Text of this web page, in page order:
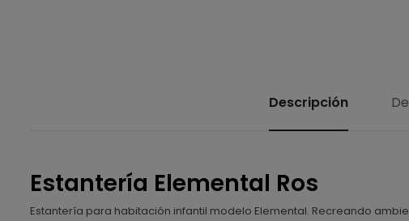
Descripción
Estantería Elemental Ros
Estantería para habitación infantil modelo Elemental. Recreando